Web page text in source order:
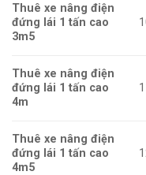
Thuê xe nâng điện
đứng lái 1 tấn cao
3m5
Thuê xe nâng điện
đứng lái 1 tấn cao
4m
Thuê xe nâng điện
đứng lái 1 tấn cao
4m5